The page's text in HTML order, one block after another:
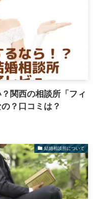
関西の相談所「フィ
？口コミは？
結婚相談所について